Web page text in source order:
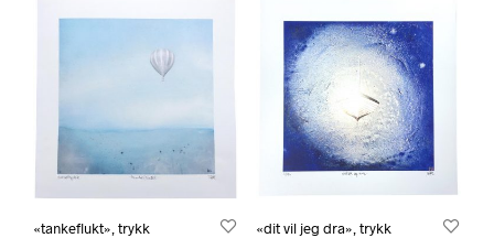
«tankeflukt», trykk «dit vil jeg dra», trykk